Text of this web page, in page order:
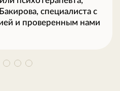
специалиста с
и проверенным нами